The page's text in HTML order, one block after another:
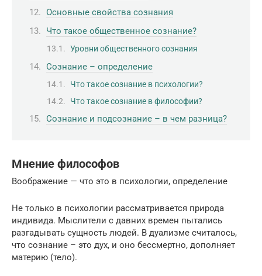
Основные свойства сознания
Что такое общественное сознание?
Уровни общественного сознания
Сознание – определение
Что такое сознание в психологии?
Что такое сознание в философии?
Сознание и подсознание – в чем разница?
Мнение философов
Воображение — что это в психологии, определение
Не только в психологии рассматривается природа
индивида. Мыслители с давних времен пытались
разгадывать сущность людей. В дуализме считалось,
что сознание – это дух, и оно бессмертно, дополняет
материю (тело).